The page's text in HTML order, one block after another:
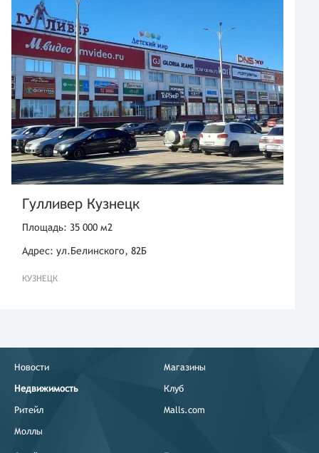
Гулливер Кузнецк
Площадь: 35 000 м2
Адрес: ул.Белинского, 82Б
КУЗНЕЦК
Новости
Недвижимость
Ритейл
Моллы
Магазины
Клуб
Malls.com